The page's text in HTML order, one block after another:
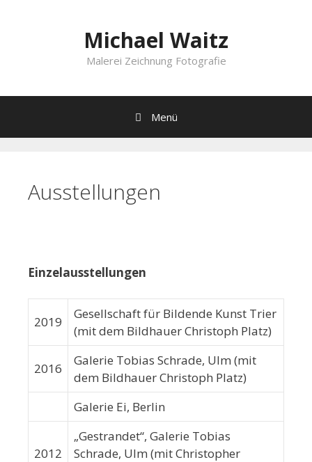
Michael Waitz
Malerei Zeichnung Fotografie
Menü
Ausstellungen
Einzelausstellungen
2019
Gesellschaft für Bildende Kunst Trier
(mit dem Bildhauer Christoph Platz)
2016
Galerie Tobias Schrade, Ulm (mit
dem Bildhauer Christoph Platz)
Galerie Ei, Berlin
2012
„Gestrandet“, Galerie Tobias
Schrade, Ulm (mit Christopher